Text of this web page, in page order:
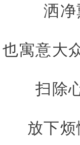
洒
也寓意大
扫除
放下